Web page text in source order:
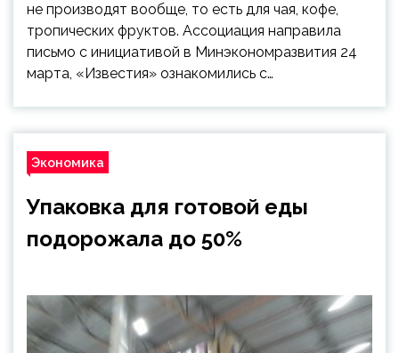
не производят вообще, то есть для чая, кофе,
тропических фруктов. Ассоциация направила
письмо с инициативой в Минэкономразвития 24
марта, «Известия» ознакомились с…
Экономика
Упаковка для готовой еды
подорожала до 50%